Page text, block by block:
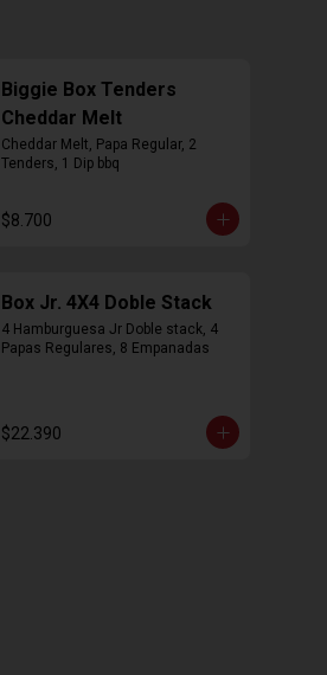
Biggie Box Tenders
Cheddar Melt
Cheddar Melt, Papa Regular, 2
Tenders, 1 Dip bbq
$8.700
Box Jr. 4X4 Doble Stack
4 Hamburguesa Jr Doble stack, 4
Papas Regulares, 8 Empanadas
$22.390